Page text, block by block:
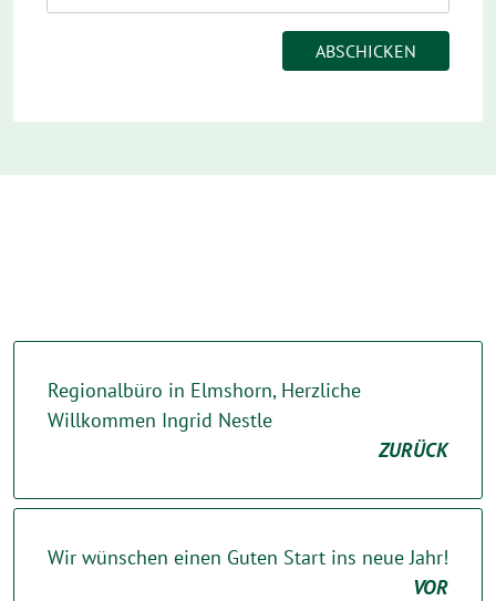
Regionalbüro in Elmshorn, Herzliche
Willkommen Ingrid Nestle
ZURÜCK
Wir wünschen einen Guten Start ins neue Jahr!
VOR